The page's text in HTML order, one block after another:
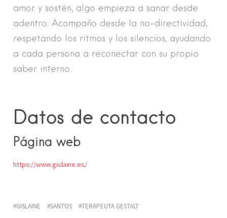
amor y sostén, algo empieza a sanar desde
adentro. Acompaño desde la no-directividad,
respetando los ritmos y los silencios, ayudando
a cada persona a reconectar con su propio
saber interno.
Datos de contacto
Página web
https://www.gislaine.es/
GISLAINE SANTOS TERAPEUTA GESTALT